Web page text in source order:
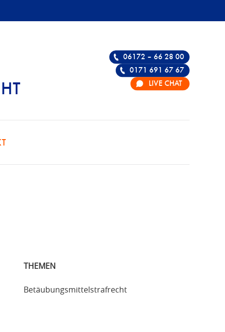
|
06172 – 66 28 00
0171 691 67 67
LIVE CHAT
THEMEN
Betäubungsmittelstrafrecht